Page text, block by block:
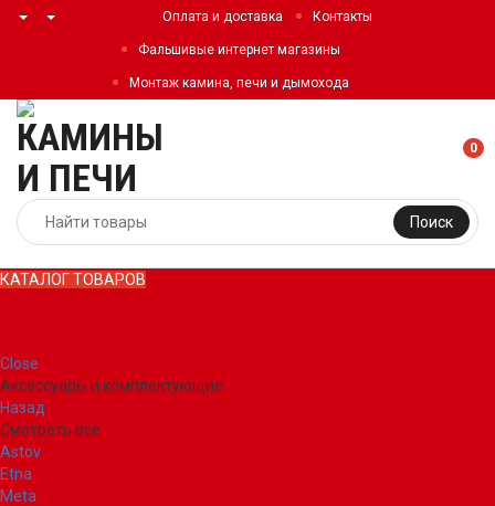
Оплата и доставка Контакты
Фальшивые интернет магазины
Монтаж камина, печи и дымохода
Поиск
0
КАТАЛОГ ТОВАРОВ
Close
Аксессуары и комплектующие
Назад
Смотреть все
Astov
Etna
Meta